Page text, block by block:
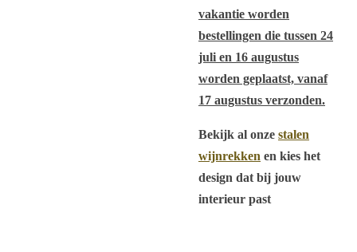
vakantie worden
bestellingen die tussen 24
juli en 16 augustus
worden geplaatst, vanaf
17 augustus verzonden.
Bekijk al onze stalen
wijnrekken en kies het
design dat bij jouw
interieur past